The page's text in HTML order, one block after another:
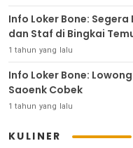
Info Loker Bone:
dan Staf di Bingkai
1 tahun yang lalu
Info Loker Bone:
Saoenk Cobek
1 tahun yang lalu
KULINER